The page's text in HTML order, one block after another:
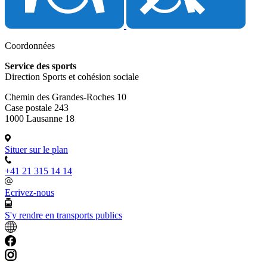
Coordonnées
Service des sports
Direction Sports et cohésion sociale
Chemin des Grandes-Roches 10
Case postale 243
1000 Lausanne 18
Situer sur le plan
+41 21 315 14 14
Ecrivez-nous
S'y rendre en transports publics